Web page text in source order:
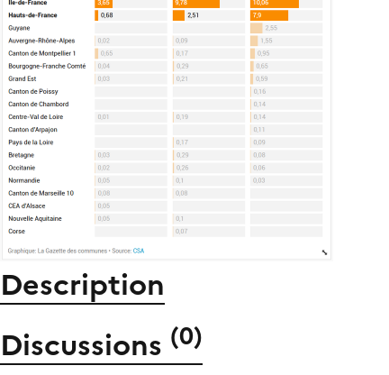
Description
Discussions (0)